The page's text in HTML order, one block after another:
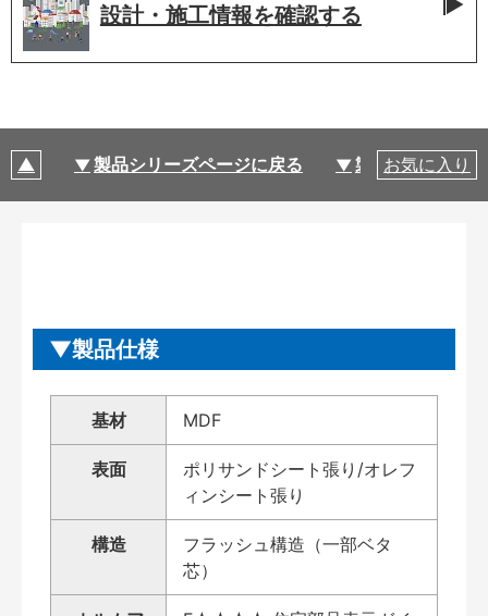
設計・施工情報を確認する
製品シリーズページに戻る 製品仕様
お気に入り
製品仕様
基材 MDF
表面
ポリサンドシート張り/オレフ
ィンシート張り
構造
フラッシュ構造（一部ベタ
芯）